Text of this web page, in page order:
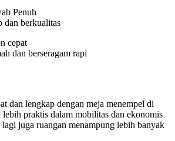
Penuh
dan berkualitas
cepat
dan berseragam rapi
dan lengkap dengan meja menempel di
praktis dalam mobilitas dan ekonomis
lagi juga ruangan menampung lebih banyak